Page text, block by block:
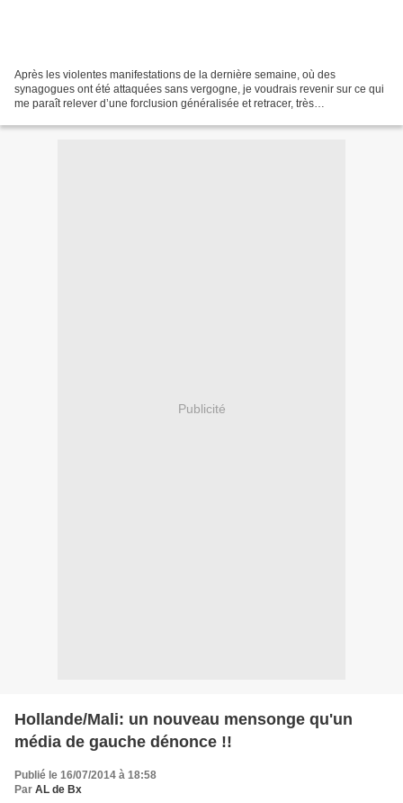
Après les violentes manifestations de la dernière semaine, où des
synagogues ont été attaquées sans vergogne, je voudrais revenir sur ce qui
me paraît relever d’une forclusion généralisée et retracer, très
Publicité
Hollande/Mali: un nouveau mensonge qu'un
média de gauche dénonce !!
Publié le 16/07/2014 à 18:58
Par AL de Bx